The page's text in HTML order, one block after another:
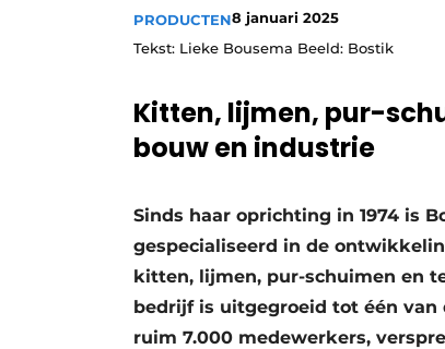
Vacatures
Video’s
PRODUCTEN8 januari 2025
Tekst: Lieke Bousema Beeld: Bostik
Kitten, lijmen, pur-
bouw en industrie
Sinds haar oprichting in 1974 is
gespecialiseerd in de
kitten, lijmen, pur-schuimen en
bedrijf is uitgegroeid tot één
ruim 7.000 medewerkers,